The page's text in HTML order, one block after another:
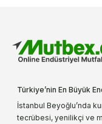
Türkiye’nin En Büyük
İstanbul Beyoğlu’nda
tecrübesi, yenilikçi ve